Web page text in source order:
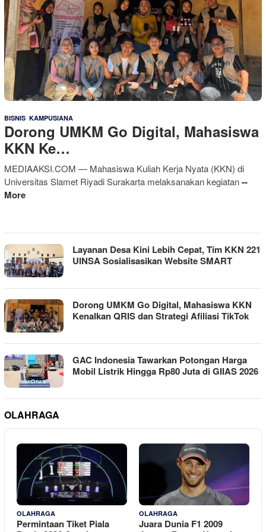
BISNIS KAMPUSIANA
Dorong UMKM Go Digital, Mahasiswa
KKN Ke…
MEDIAAKSI.COM — Mahasiswa Kuliah Kerja Nyata (KKN) di
Universitas Slamet Riyadi Surakarta melaksanakan kegiatan--
More
Layanan Desa Kini Lebih Cepat, Tim KKN 221
UINSA Sosialisasikan Website SMART
Dorong UMKM Go Digital, Mahasiswa KKN
Kenalkan QRIS dan Strategi Afiliasi TikTok
GAC Indonesia Tawarkan Potongan Harga
Mobil Listrik Hingga Rp80 Juta di GIIAS 2026
OLAHRAGA
OLAHRAGA
Permintaan Tiket Piala
OLAHRAGA
Juara Dunia F1 2009